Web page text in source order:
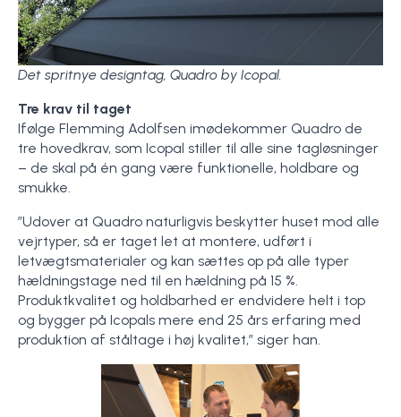
Det spritnye designtag, Quadro by Icopal.
Tre krav til taget
Ifølge Flemming Adolfsen imødekommer Quadro de
tre hovedkrav, som Icopal stiller til alle sine tagløsninger
– de skal på én gang være funktionelle, holdbare og
smukke.
”Udover at Quadro naturligvis beskytter huset mod alle
vejrtyper, så er taget let at montere, udført i
letvægtsmaterialer og kan sættes op på alle typer
hældningstage ned til en hældning på 15 %.
Produktkvalitet og holdbarhed er endvidere helt i top
og bygger på Icopals mere end 25 års erfaring med
produktion af ståltage i høj kvalitet,” siger han.